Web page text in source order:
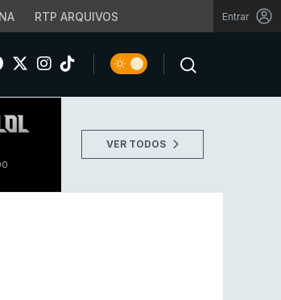
RTP ARQUIVOS Entrar
VER TODOS